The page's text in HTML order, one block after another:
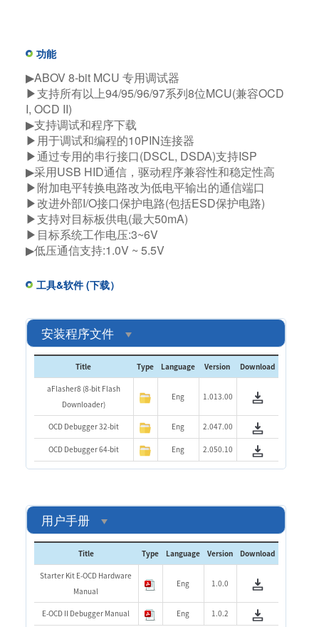
功能
▶ABOV 8-bit MCU 专用调试器​
▶支持所有以上94/95/96/97系列8位MCU(兼容OCD
I, OCD II)​
▶支持调试和程序下载​
▶用于调试和编程的10PIN连接器​
▶通过专用的串行接口(DSCL, DSDA)支持ISP​
▶采用USB HID通信，驱动程序兼容性和稳定性高​
▶附加电平转换电路改为低电平输出的通信端口​
▶改进外部I/O接口保护电路(包括ESD保护电路)​
▶支持对目标板供电(最大50mA)​
▶目标系统工作电压:3~6V​
▶低压通信支持:1.0V ~ 5.5V
工具&软件 (下载）
安装程序文件
Title Type Language Version Download
aFlasher8 (8-bit Flash
Downloader)
Eng 1.013.00
OCD Debugger 32-bit Eng 2.047.00
OCD Debugger 64-bit Eng 2.050.10
用户手册
Title Type Language Version Download
Starter Kit E-OCD Hardware
Manual
Eng 1.0.0
E-OCD II Debugger Manual Eng 1.0.2